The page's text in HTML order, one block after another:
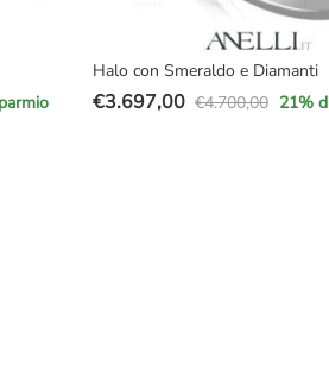
Halo con Smeraldo e Diamanti
€4.700,00
Il
€3.697,00
Il
21%